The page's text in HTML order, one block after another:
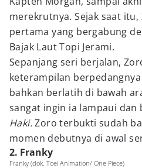
merekrutnya. Sejak saat
pertama yang bergabung
Bajak Laut Topi Jerami.
Sepanjang seri berjalan,
keterampilan
bahkan berlatih di bawah
sangat ingin ia lampaui dan
Haki.Zoro terbukti sudah
momen debutnya di awal
2. Franky
Franky (dok. Toei Animation/ One Piece)